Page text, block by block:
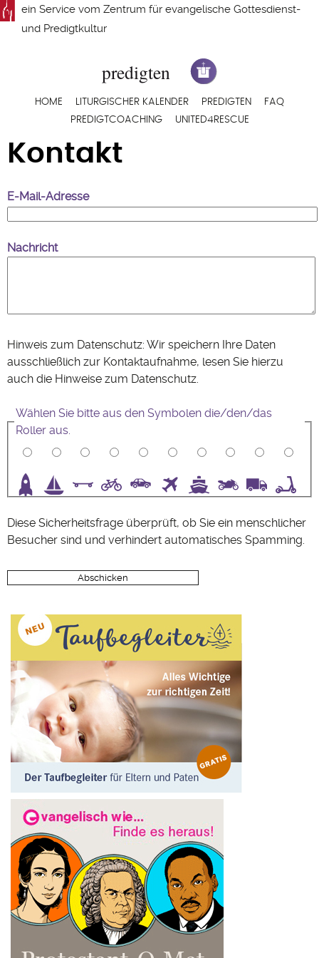
Direkt
zum
ein Service vom Zentrum für evangelische Gottesdienst-
und Predigtkultur
Hauptnavigation
HOME LITURGISCHER KALENDER PREDIGTEN
FAQ
PREDIGTCOACHING
UNITED4RESCUE
Kontakt
E-Mail-Adresse
Nachricht
Hinweis zum Datenschutz: Wir speichern Ihre Daten
ausschließlich zur Kontaktaufnahme, lesen Sie hierzu
auch die Hinweise zum Datenschutz.
Wählen Sie bitte aus den Symbolen die/den/das
Roller aus.
Diese Sicherheitsfrage überprüft, ob Sie ein menschlicher
Besucher sind und verhindert automatisches Spamming.